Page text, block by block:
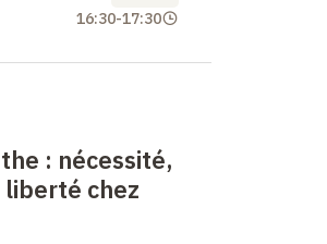
16:30-17:30
: nécessité,
chez